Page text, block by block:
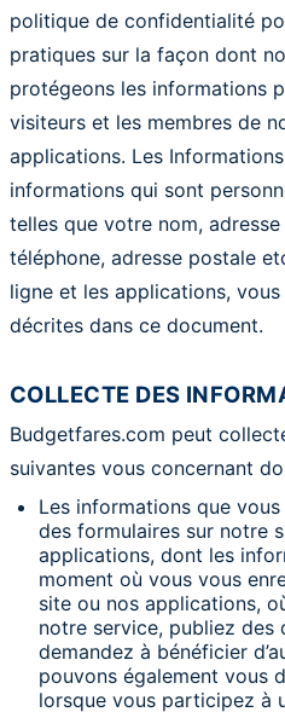
politique de confidentialité
pratiques sur la façon dont
protégeons les informations
visiteurs et les membres de
applications. Les
informations qui sont
telles que votre nom,
téléphone, adresse postale
ligne et les applications,
décrites dans ce document.
COLLECTE DES
Budgetfares.com peut
suivantes vous concernant
Les informations que
des formulaires sur notre
applications, dont les
moment où vous vous
site ou nos applications,
notre service, publiez des
demandez à bénéficier
pouvons également vous
lorsque vous participez à